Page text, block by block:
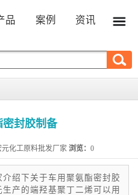
品 案例 资讯
密封胶制备
元化工原料批发厂家 浏览： 0
绍下关于车用聚氨酯密封胶
产的端羟基聚丁二烯可以用